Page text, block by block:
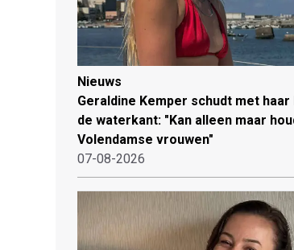
Nieuws
Geraldine Kemper schudt met haar
de waterkant: "Kan alleen maar
Volendamse vrouwen"
07-08-2026